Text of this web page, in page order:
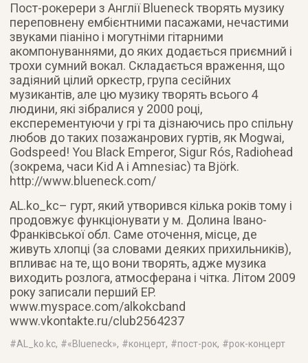
Пост-рокерери з Англії Blueneck творять музику
переповнену ембієнтними пасажами, нечастими
звуками піаніно і могутніми гітарними
акомпонуваннями, до яких додається приємний і
трохи сумний вокал. Складається враження, що
задіяний цілий оркестр, група сесійних
музикантів, але цю музику творять всього 4
людини, які зібралися у 2000 році,
експерементуючи у грі та дізнаючись про спільну
любов до таких позажанрових гуртів, як Mogwai,
Godspeed! You Black Emperor, Sigur Rós, Radiohead
(зокрема, часи Kid A і Amnesiac) та Björk.
http://www.blueneck.com/
AL.ko_kc– гурт, який утворився кілька років тому і
продовжує функціонувати у м. Долина Івано-
Франківської обл. Саме оточення, місце, де
живуть хлопці (за словами деяких прихильників),
впливає на те, що вони творять, адже музика
виходить розлога, атмосферана і чітка. Літом 2009
року записали перший EP.
www.myspace.com/alkokcband
www.vkontakte.ru/club2564237
#AL_ko.kc, #«Blueneck», #концерт, #пост-рок, #рок-концерт